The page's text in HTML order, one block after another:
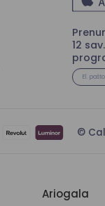
12
©
Ariogala